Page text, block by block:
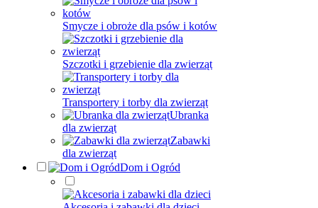
Smycze i obroże dla psów i kotów
Szczotki i grzebienie dla zwierząt
Transportery i torby dla zwierząt
Ubranka
dla zwierząt
Zabawki
dla zwierząt
Dom i Ogród